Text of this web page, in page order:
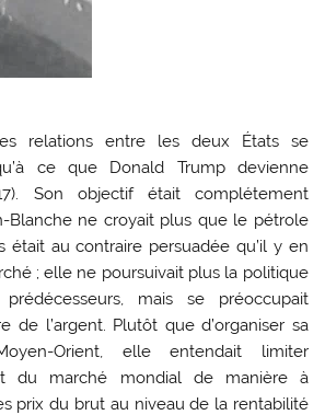
relations entre les deux États se
ce que Donald Trump devienne
Son objectif était complétement
Blanche ne croyait plus que le pétrole
était au contraire persuadée qu’il y en
; elle ne poursuivait plus la politique
mais se préoccupait
de l’argent. Plutôt que d’organiser sa
Orient, elle entendait limiter
du marché mondial de manière à
prix du brut au niveau de la rentabilité